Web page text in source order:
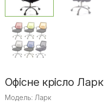
Офісне крісло Ларк
Модель: Ларк